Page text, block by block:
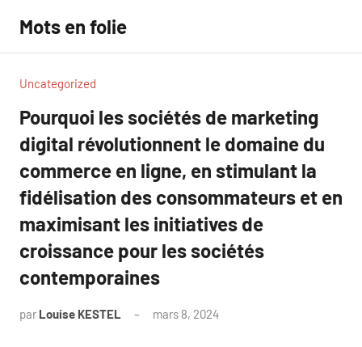
contenu
Mots en folie
Uncategorized
Pourquoi les sociétés de marketing
digital révolutionnent le domaine du
commerce en ligne, en stimulant la
fidélisation des consommateurs et en
maximisant les initiatives de
croissance pour les sociétés
contemporaines
par Louise KESTEL mars 8, 2024